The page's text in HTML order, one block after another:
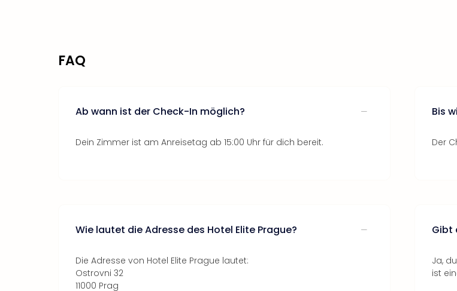
FAQ
Ab wann ist der Check-In möglich?
Dein Zimmer ist am Anreisetag ab 15:00 Uhr für dich bereit.
Wie lautet die Adresse des Hotel Elite Prague?
Die Adresse von Hotel Elite Prague lautet:
Ostrovni 32
11000 Prag
Bis
Der
Gibt
Ja,
ist